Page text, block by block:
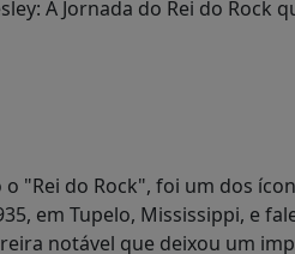
"Rei do Rock", foi um dos
em Tupelo, Mississippi, e
notável que deixou um